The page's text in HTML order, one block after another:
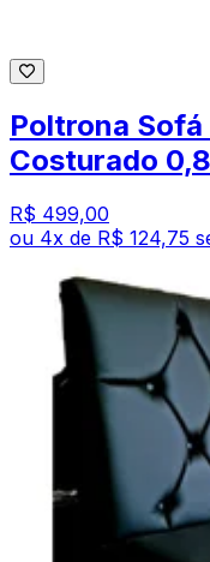
Poltrona
Costurado
R$ 499,00
ou 4x de R$ 124,75